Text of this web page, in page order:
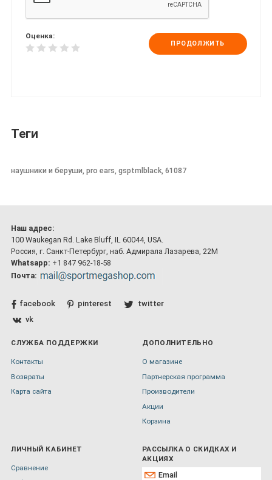
Оценка:
ПРОДОЛЖИТЬ
Теги
наушники и беруши, pro ears, gsptmlblack, 61087
Наш адрес:
100 Waukegan Rd. Lake Bluff, IL 60044, USA.
Россия, г. Санкт-Петербург, наб. Адмирала Лазарева, 22М
Whatsapp: +1 847 962-18-58
Почта:
facebook pinterest
twitter
vk
СЛУЖБА ПОДДЕРЖКИ
Контакты
Возвраты
Карта сайта
ДОПОЛНИТЕЛЬНО
О магазине
Партнерская программа
Производители
Акции
Корзина
ЛИЧНЫЙ КАБИНЕТ
Сравнение
РАССЫЛКА О СКИДКАХ И
АКЦИЯХ